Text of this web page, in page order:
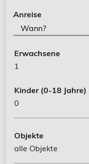
Anreise
Erwachsene
1
Kinder (0-18 Jahre)
0
Objekte
alle Objekte